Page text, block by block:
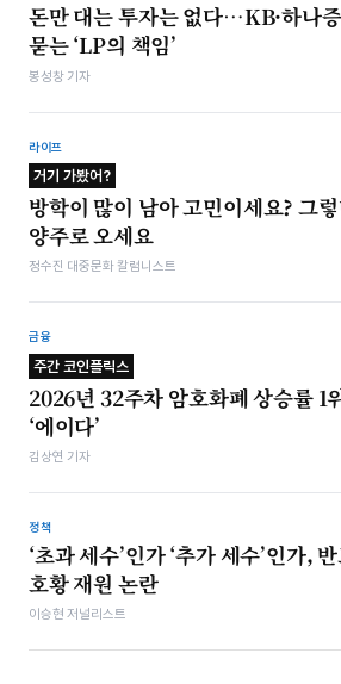
돈만 대는 투자는 없다…KB·하나
묻는 ‘LP의 책임’
봉성창 기자
라이프
거기 가봤어?
방학이 많이 남아 고민이세요? 그
양주로 오세요
정수진 대중문화 칼럼니스트
금융
주간 코인플릭스
2026년 32주차 암호화폐 상승률 1
‘에이다’
김상연 기자
정책
‘초과 세수’인가 ‘추가 세수’인가,
호황 재원 논란
이승현 저널리스트